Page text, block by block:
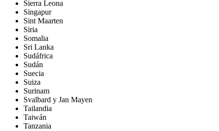
Sierra Leona
Singapur
Sint Maarten
Siria
Somalia
Sri Lanka
Sudáfrica
Sudán
Suecia
Suiza
Surinam
Svalbard y Jan Mayen
Tailandia
Taiwán
Tanzania